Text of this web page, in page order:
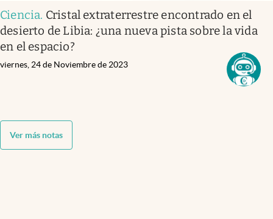
Ciencia. Cristal extraterrestre encontrado en el
desierto de Libia: ¿una nueva pista sobre la vida
en el espacio?
viernes, 24 de Noviembre de 2023
Ver más notas